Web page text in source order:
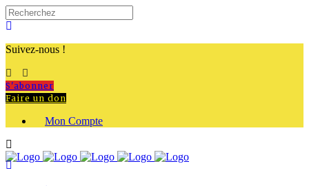
Suivez-nous !
S'abonner
Faire un don
Mon Compte